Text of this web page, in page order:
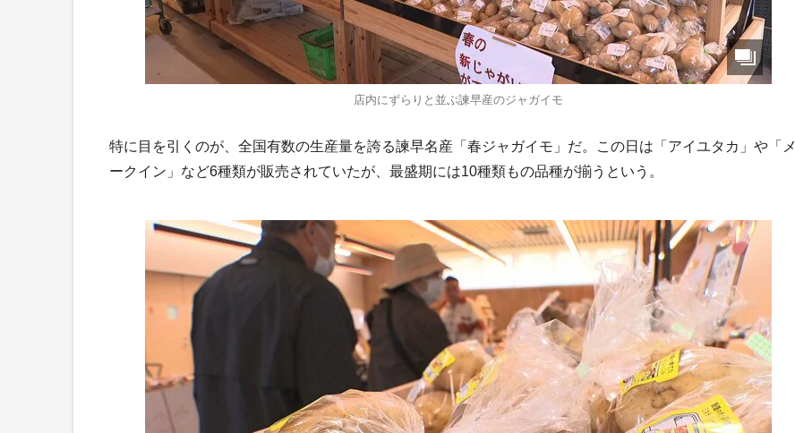
店内にずらりと並ぶ諫早産のジャガイモ
特に目を引くのが、全国有数の生産量を誇る諫早名産「春ジャガイモ」だ。この日は「アイユタカ」や「メ
ークイン」など6種類が販売されていたが、最盛期には10種類もの品種が揃うという。